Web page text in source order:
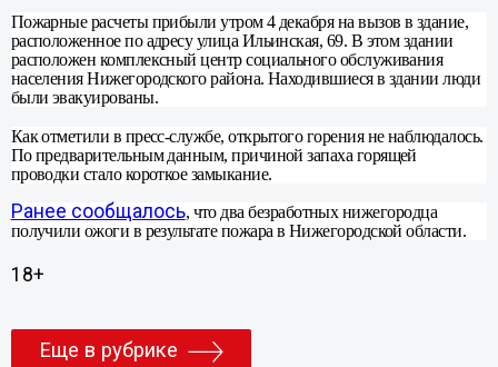
Пожарные расчеты прибыли утром 4 декабря на вызов в здание,
расположенное по адресу улица Ильинская, 69. В этом здании
расположен комплексный центр социального обслуживания
населения Нижегородского района. Находившиеся в здании люди
были эвакуированы.
Как отметили в пресс-службе, открытого горения не наблюдалось.
По предварительным данным, причиной запаха горящей
проводки стало короткое замыкание.
Ранее сообщалось, что два безработных нижегородца
получили ожоги в результате пожара в Нижегородской области.
18+
Еще в рубрике